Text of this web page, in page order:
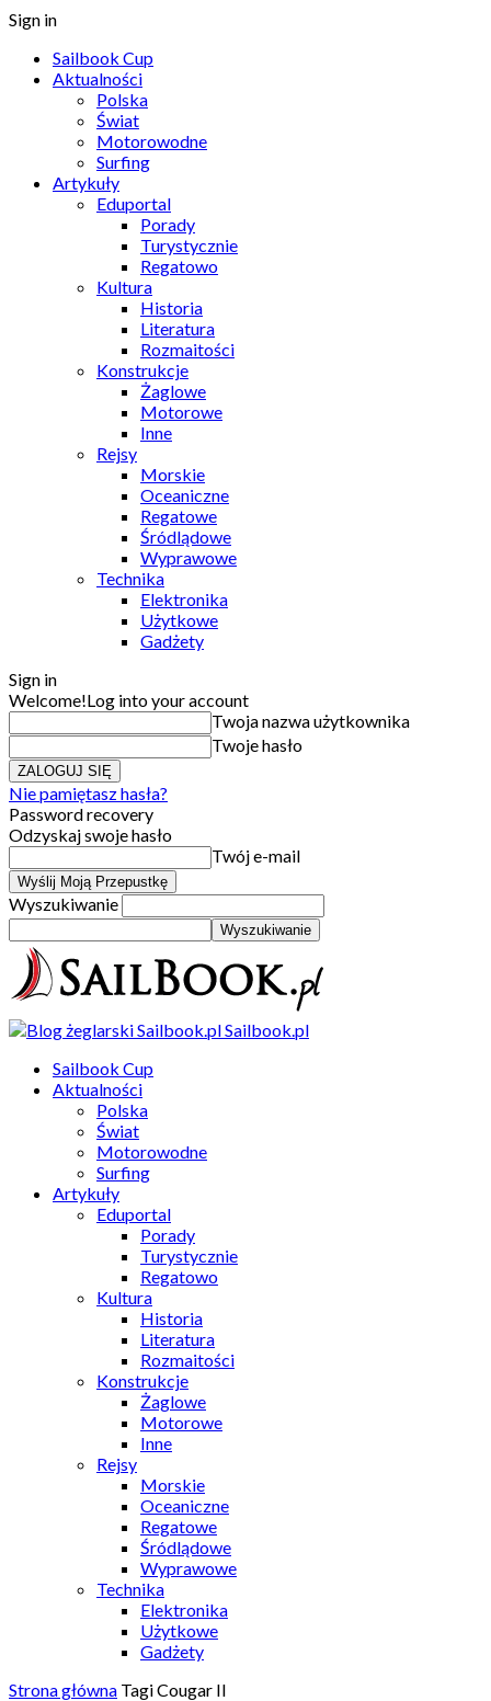
Sign in
Sailbook Cup
Aktualności
Polska
Świat
Motorowodne
Surfing
Artykuły
Eduportal
Porady
Turystycznie
Regatowo
Kultura
Historia
Literatura
Rozmaitości
Konstrukcje
Żaglowe
Motorowe
Inne
Rejsy
Morskie
Oceaniczne
Regatowe
Śródlądowe
Wyprawowe
Technika
Elektronika
Użytkowe
Gadżety
Sign in
Welcome!Log into your account
Twoja nazwa użytkownika
Twoje hasło
Nie pamiętasz hasła?
Password recovery
Odzyskaj swoje hasło
Twój e-mail
Wyszukiwanie
Sailbook.pl
Sailbook Cup
Aktualności
Polska
Świat
Motorowodne
Surfing
Artykuły
Eduportal
Porady
Turystycznie
Regatowo
Kultura
Historia
Literatura
Rozmaitości
Konstrukcje
Żaglowe
Motorowe
Inne
Rejsy
Morskie
Oceaniczne
Regatowe
Śródlądowe
Wyprawowe
Technika
Elektronika
Użytkowe
Gadżety
Strona główna TagiCougar II